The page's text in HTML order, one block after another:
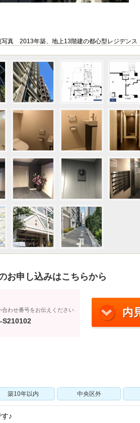
写真 2013年築、地上13階建の都心型レジデンス
お申し込みはこちらから
合わせ番号をお伝えください
S210102
築10年以内 中央区外
♪